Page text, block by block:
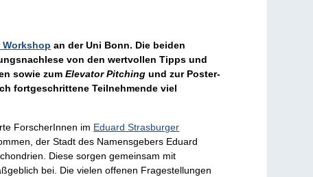
Workshop an der Uni Bonn. Die beiden
von den wertvollen Tipps und
sowie zum Elevator Pitching und zur Poster-
fortgeschrittene Teilnehmende viel
ForscherInnen im Eduard Strasburger
der Stadt des Namensgebers Eduard
Diese sorgen gemeinsam mit
bei. Die vielen offenen Fragestellungen